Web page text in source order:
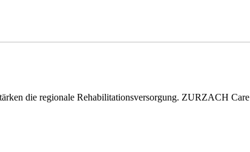
die regionale Rehabilitationsversorgung. ZURZACH